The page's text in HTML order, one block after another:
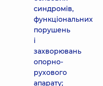
синдромів,
функціональних
порушень
і
захворювань
опорно-
рухового
апарату;